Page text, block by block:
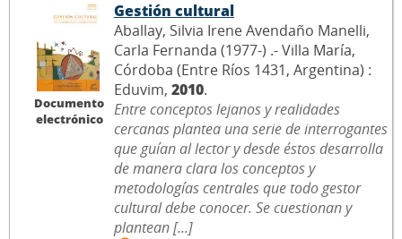
Documento
electrónico
Gestión cultural
Aballay, Silvia Irene Avendaño Manelli,
Carla Fernanda (1977-) .- Villa María,
Córdoba (Entre Ríos 1431, Argentina) :
Eduvim, 2010.
Entre conceptos lejanos y realidades
cercanas plantea una serie de interrogantes
que guían al lector y desde éstos desarrolla
de manera clara los conceptos y
metodologías centrales que todo gestor
cultural debe conocer. Se cuestionan y
plantean [...]